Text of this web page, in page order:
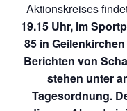
Aktionskreises
19.15 Uhr, im
85 in
Berichten von
stehen unter
Tagesordnung.